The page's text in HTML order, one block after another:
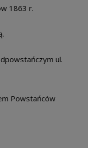
1863 r.
ul.
Powstańców